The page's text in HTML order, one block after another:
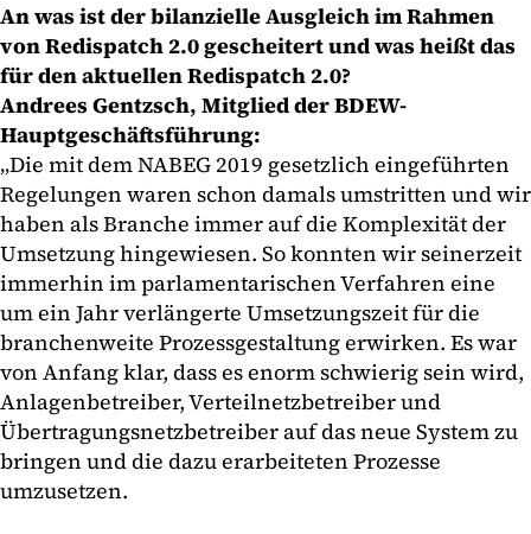
An was ist der bilanzielle Ausgleich im Rahmen
von Redispatch 2.0 gescheitert und was heißt das
für den aktuellen Redispatch 2.0?
Andrees Gentzsch, Mitglied der BDEW-
Hauptgeschäftsführung:
„Die mit dem NABEG 2019 gesetzlich eingeführten
Regelungen waren schon damals umstritten und wir
haben als Branche immer auf die Komplexität der
Umsetzung hingewiesen. So konnten wir seinerzeit
immerhin im parlamentarischen Verfahren eine
um ein Jahr verlängerte Umsetzungszeit für die
branchenweite Prozessgestaltung erwirken. Es war
von Anfang klar, dass es enorm schwierig sein wird,
Anlagenbetreiber, Verteilnetzbetreiber und
Übertragungsnetzbetreiber auf das neue System zu
bringen und die dazu erarbeiteten Prozesse
umzusetzen.